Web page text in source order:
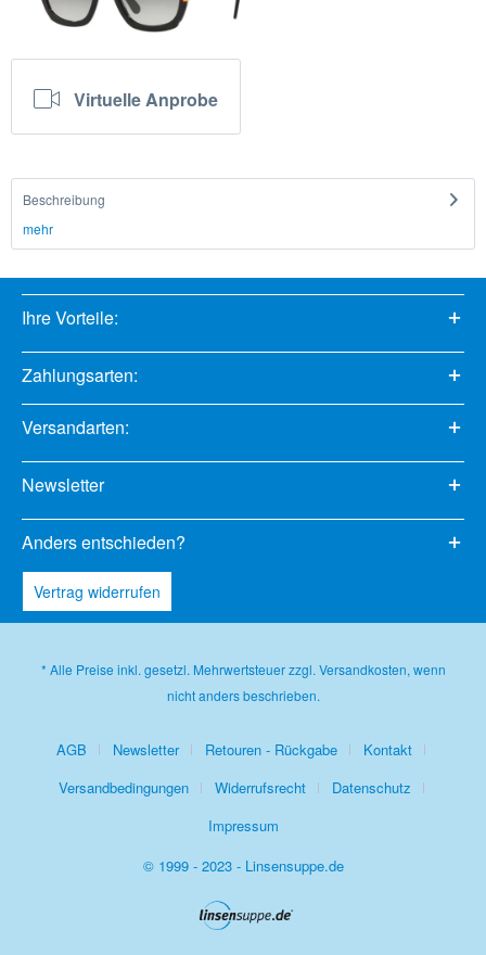
Virtuelle Anprobe
Beschreibung
mehr
Ihre Vorteile:
Zahlungsarten:
Versandarten:
Newsletter
Anders entschieden?
Vertrag widerrufen
* Alle Preise inkl. gesetzl. Mehrwertsteuer zzgl. Versandkosten, wenn
nicht anders beschrieben.
AGB Newsletter Retouren - Rückgabe
Kontakt
Versandbedingungen
Widerrufsrecht
Datenschutz
Impressum
© 1999 - 2023 - Linsensuppe.de